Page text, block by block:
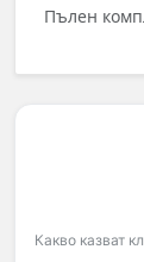
Пълен
Какво казват